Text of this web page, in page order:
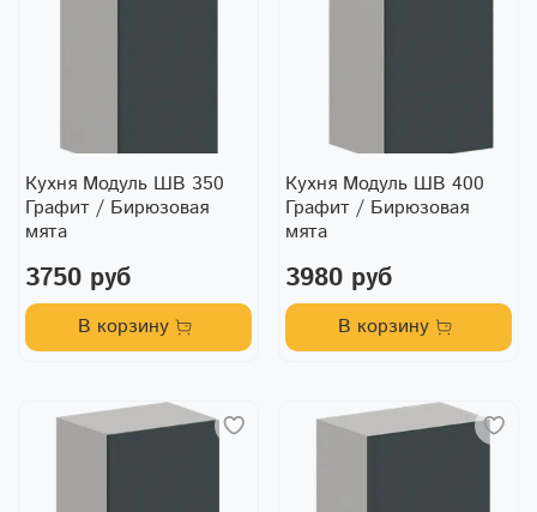
Кухня Модуль ШВ 350
Графит / Бирюзовая
мята
3750 руб
В корзину
Кухня Модуль ШВ 400
Графит / Бирюзовая
мята
3980 руб
В корзину